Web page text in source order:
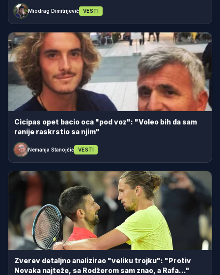
Miodrag Dimitrijević VESTI
Cicipas opet bacio oca "pod voz": "Voleo bih da sam
ranije raskrstio sa njim"
Nemanja Stanojčić VESTI
Zverev detaljno analizirao "veliku trojku": "Protiv
Novaka najteže, sa Rodžerom sam znao, a Rafa..."